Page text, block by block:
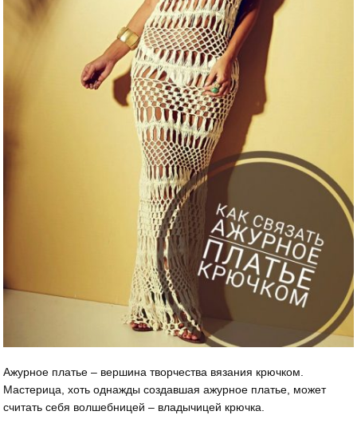
Ажурное платье – вершина творчества вязания крючком.
Мастерица, хоть однажды создавшая ажурное платье, может
считать себя волшебницей – владычицей крючка.